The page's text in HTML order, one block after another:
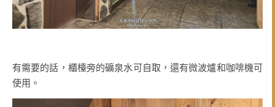
有需要的話，櫃檯旁的礦泉水可自取，還有微波爐和咖啡機可
使用。